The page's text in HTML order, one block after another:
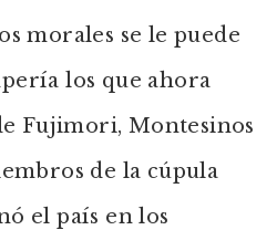
morales se le puede
los que ahora
Fujimori, Montesinos
de la cúpula
el país en los